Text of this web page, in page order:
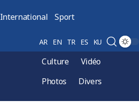
International Sport
AR EN TR ES KU
Culture
Vidéo
Photos
Divers